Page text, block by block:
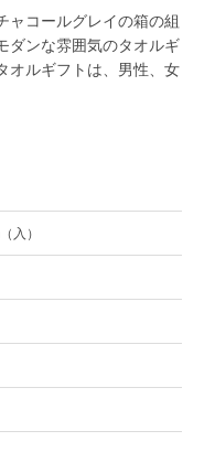
ャコールグレイの箱の組
ダンな雰囲気のタオルギ
オルギフトは、男性、女
入）